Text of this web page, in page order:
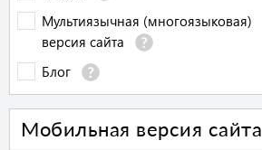
Мультиязычная (многоязыковая)
версия сайта
Блог
Мобильная версия сайта